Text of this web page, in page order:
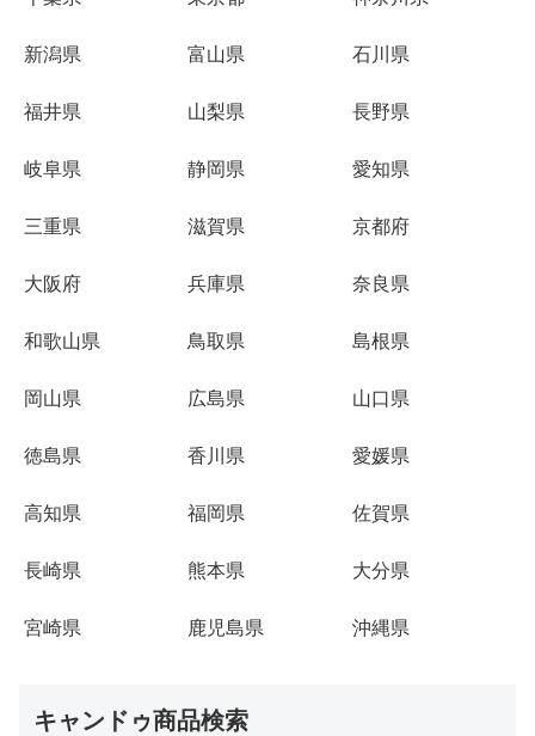
新潟県 富山県 石川県
福井県 山梨県 長野県
岐阜県 静岡県 愛知県
三重県 滋賀県 京都府
大阪府 兵庫県 奈良県
和歌山県 鳥取県 島根県
岡山県 広島県 山口県
徳島県 香川県 愛媛県
高知県 福岡県 佐賀県
長崎県 熊本県 大分県
宮崎県 鹿児島県 沖縄県
キャンドゥ商品検索